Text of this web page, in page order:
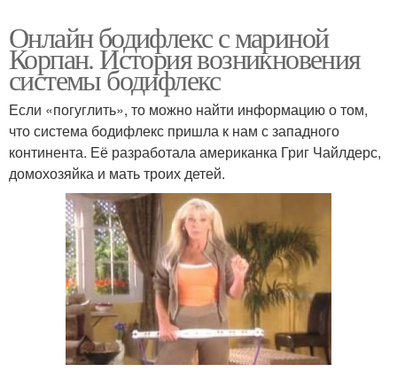
Онлайн бодифлекс с мариной
Корпан. История возникновения
системы бодифлекс
Если «погуглить», то можно найти информацию о том,
что система бодифлекс пришла к нам с западного
континента. Её разработала американка Григ Чайлдерс,
домохозяйка и мать троих детей.